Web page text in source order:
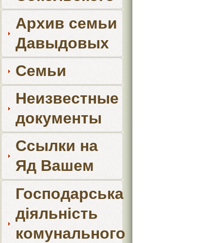
Архив семьи
Давыдовых
Семьи
Неизвестные
документы
Ссылки на
Яд Вашем
Господарська
діяльність
комунального